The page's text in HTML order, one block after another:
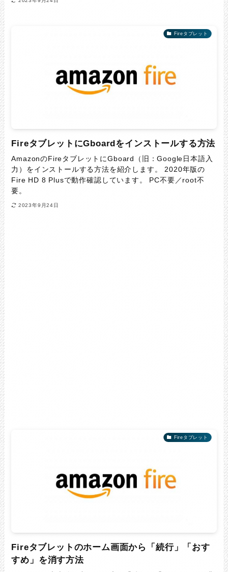
Fireタブレット
FireタブレットにGboardをインストールする方法
AmazonのFireタブレットにGboard（旧：Google日本語入
力）をインストールする方法を紹介します。 2020年版の
Fire HD 8 Plusで動作確認しています。 PC不要／root不
要。
2023年9月24日
Fireタブレット
Fireタブレットのホーム画面から「続行」「おす
すめ」を消す方法